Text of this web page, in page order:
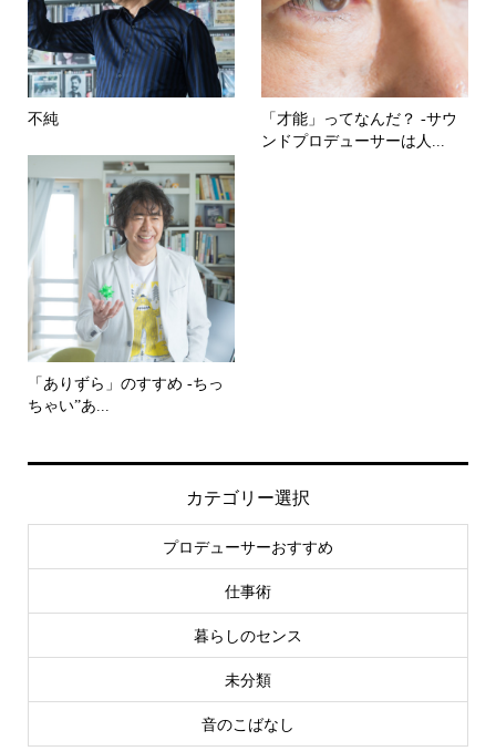
不純
「才能」ってなんだ？ -サウ
ンドプロデューサーは人...
「ありずら」のすすめ -ちっ
ちゃい”あ...
カテゴリー選択
プロデューサーおすすめ
仕事術
暮らしのセンス
未分類
音のこばなし